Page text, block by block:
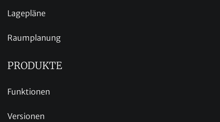
Lagepläne
Raumplanung
PRODUKTE
Funktionen
Versionen